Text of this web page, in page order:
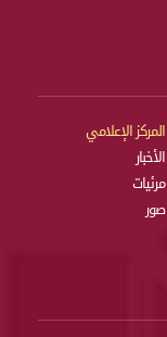
المركز الإعلامي
الأخبار
مرئيات
صور